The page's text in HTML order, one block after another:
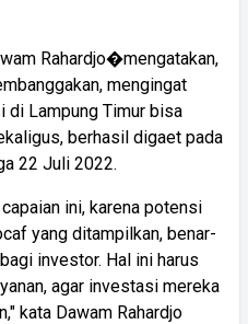
Rahardjo�mengatakan,
mengingat
di Lampung Timur bisa
berhasil digaet pada
22 Juli 2022.
ini, karena potensi
yang ditampilkan, benar-
investor. Hal ini harus
agar investasi mereka
kata Dawam Rahardjo